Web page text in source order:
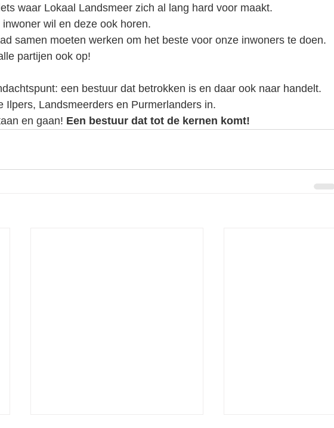
waar Lokaal Landsmeer zich al lang hard voor maakt.
wil en deze ook horen.
samen moeten werken om het beste voor onze inwoners te doen.
partijen ook op!
een bestuur dat betrokken is en daar ook naar handelt.
Ilpers, Landsmeerders en Purmerlanders in.
en gaan! Een bestuur dat tot de kernen komt!